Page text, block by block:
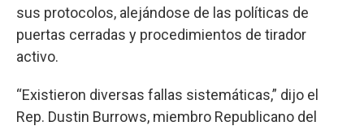
sus protocolos, alejándose de las políticas de
puertas cerradas y procedimientos de tirador
activo.
“Existieron diversas fallas sistemáticas,” dijo el
Rep. Dustin Burrows, miembro Republicano del